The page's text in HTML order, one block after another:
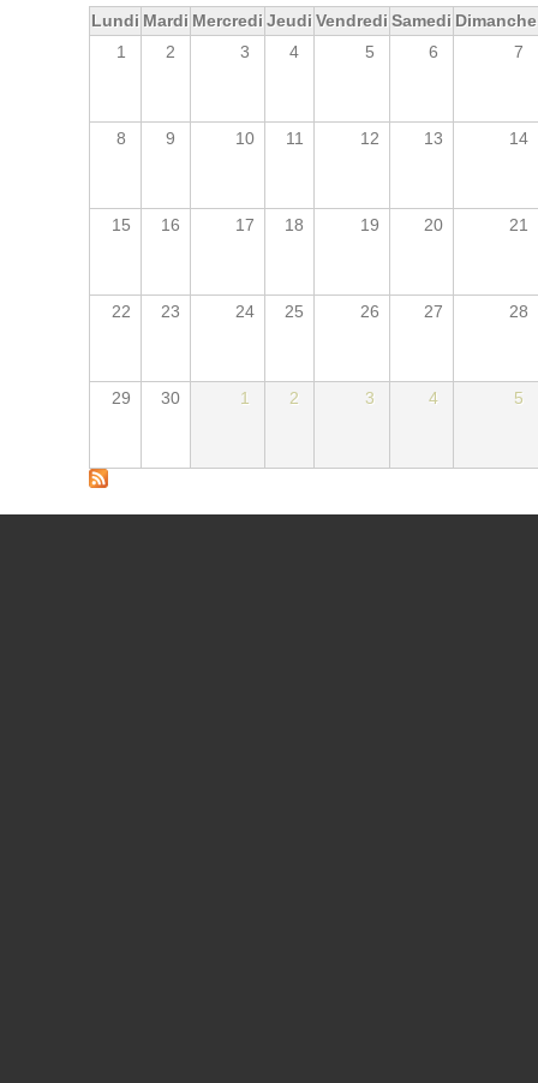
Lundi Mardi Mercredi Jeudi Vendredi Samedi Dimanche
1
2 3 4 5 6 7
8 9 10 11 12 13 14
15 16 17 18 19 20 21
22 23 24 25 26 27 28
29 30 1 2 3 4 5